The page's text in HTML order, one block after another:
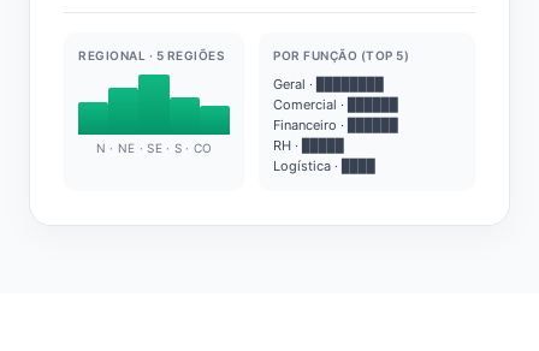
REGIONAL · 5 REGIÕES
N · NE · SE · S · CO
POR FUNÇÃO (TOP 5)
Geral · ████████
Comercial · ██████
Financeiro · ██████
RH · █████
Logística · ████